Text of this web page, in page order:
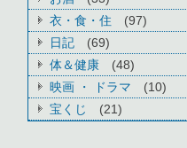
衣・食・住
(97)
日記
(69)
体＆健康
(48)
映画 ・ ドラマ
(10)
宝くじ
(21)